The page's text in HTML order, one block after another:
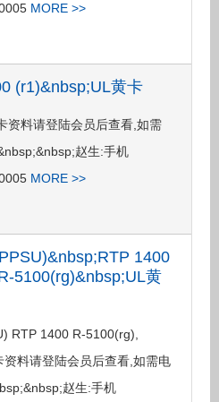
MORE >>
(r1)&nbsp;UL黄卡
资料请登陆会员后查看,如需
赵生:手机
MORE >>
1400
5100(rg)&nbsp;UL黄
RTP 1400 R-5100(rg),
料请登陆会员后查看,如需电
赵生:手机